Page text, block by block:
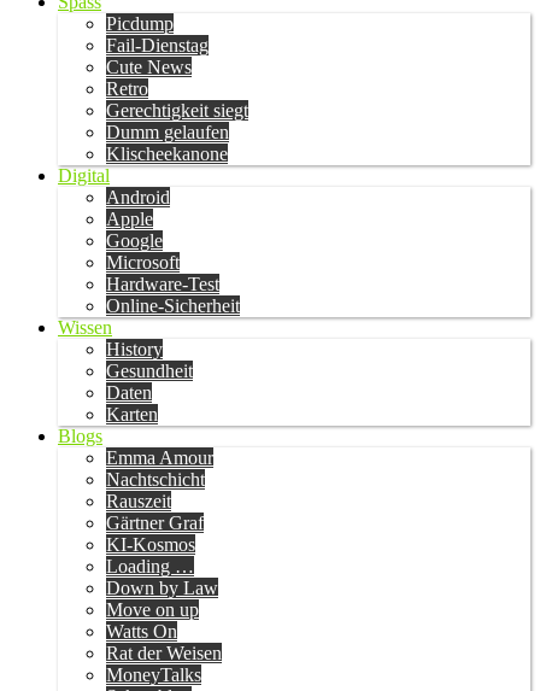
Picdump
Fail-Dienstag
Cute News
Retro
Gerechtigkeit siegt
Dumm gelaufen
Klischeekanone
Digital
Android
Apple
Google
Microsoft
Hardware-Test
Online-Sicherheit
Wissen
History
Gesundheit
Daten
Karten
Blogs
Emma Amour
Nachtschicht
Rauszeit
Gärtner Graf
KI-Kosmos
Loading …
Down by Law
Move on up
Watts On
Rat der Weisen
MoneyTalks